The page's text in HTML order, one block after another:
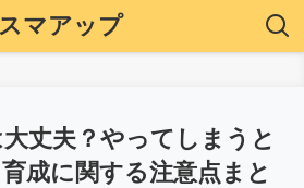
スマアップ
丈夫？やってしまうと
成に関する注意点まと